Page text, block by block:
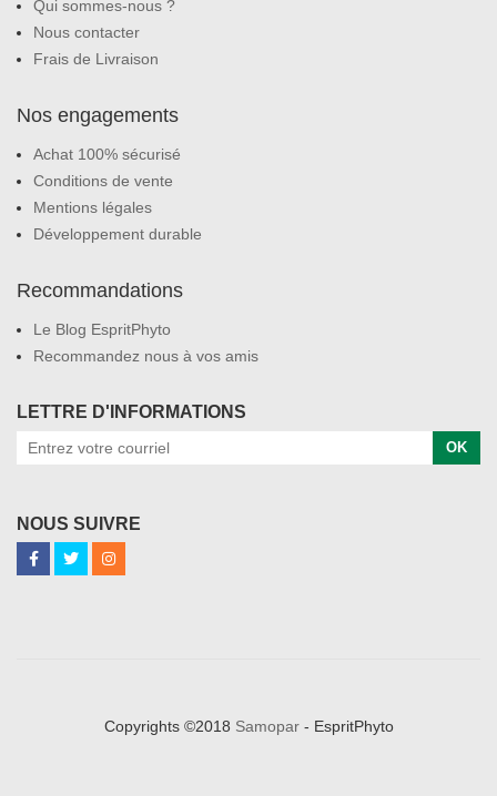
Qui sommes-nous ?
Nous contacter
Frais de Livraison
Nos engagements
Achat 100% sécurisé
Conditions de vente
Mentions légales
Développement durable
Recommandations
Le Blog EspritPhyto
Recommandez nous à vos amis
LETTRE D'INFORMATIONS
OK
NOUS SUIVRE
Copyrights ©2018 Samopar- EspritPhyto